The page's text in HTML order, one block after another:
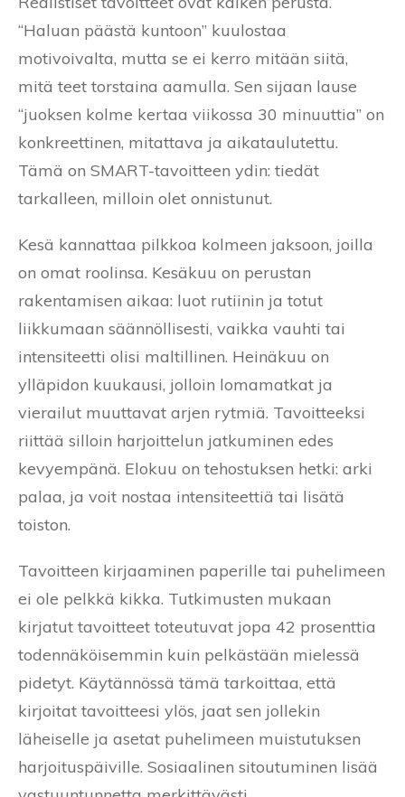
“Haluan päästä kuntoon” kuulostaa
motivoivalta, mutta se ei kerro mitään siitä,
mitä teet torstaina aamulla. Sen sijaan lause
“juoksen kolme kertaa viikossa 30 minuuttia” on
konkreettinen, mitattava ja aikataulutettu.
Tämä on SMART-tavoitteen ydin: tiedät
tarkalleen, milloin olet onnistunut.
Kesä kannattaa pilkkoa kolmeen jaksoon, joilla
on omat roolinsa. Kesäkuu on perustan
rakentamisen aikaa: luot rutiinin ja totut
liikkumaan säännöllisesti, vaikka vauhti tai
intensiteetti olisi maltillinen. Heinäkuu on
ylläpidon kuukausi, jolloin lomamatkat ja
vierailut muuttavat arjen rytmiä. Tavoitteeksi
riittää silloin harjoittelun jatkuminen edes
kevyempänä. Elokuu on tehostuksen hetki: arki
palaa, ja voit nostaa intensiteettiä tai lisätä
toiston.
Tavoitteen kirjaaminen paperille tai puhelimeen
ei ole pelkkä kikka. Tutkimusten mukaan
kirjatut tavoitteet toteutuvat jopa 42 prosenttia
todennäköisemmin kuin pelkästään mielessä
pidetyt. Käytännössä tämä tarkoittaa, että
kirjoitat tavoitteesi ylös, jaat sen jollekin
läheiselle ja asetat puhelimeen muistutuksen
harjoituspäiville. Sosiaalinen sitoutuminen lisää